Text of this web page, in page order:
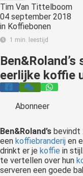
Tim Van Tittelboom
04 september 2018
in Koffiebonen
1 min. leestijd
eerlijke koffie
Abonneer
Ben&Roland’s bevindt
een koffiebranderij en
drinkt er je koffie in
te vertellen over hun
serveren een goede
over
van
op
gebruikt
te
Hierdoor
website-